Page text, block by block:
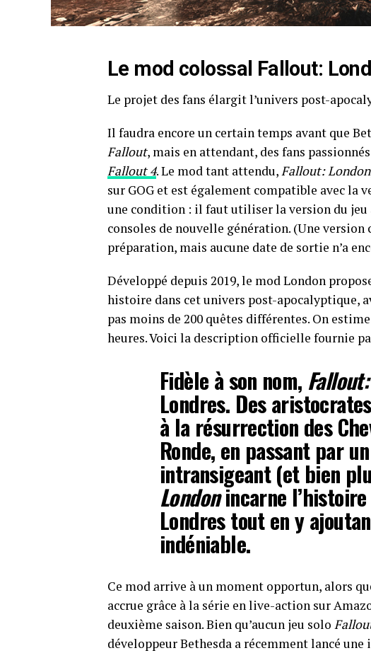
Le mod colossal Fallout:
Le projet des fans élargit l’univers post-
Il faudra encore un certain temps avant que
Fallout, mais en attendant, des fans
Fallout 4. Le mod tant attendu,Fallout: London
sur GOG et est également compatible avec la
une condition : il faut utiliser la version du jeu
consoles de nouvelle génération. (Une
préparation, mais aucune date de sortie n’a
Développé depuis 2019, le mod London
histoire dans cet univers post-apocalyptique,
pas moins de 200 quêtes différentes. On
heures. Voici la description officielle fournie
Fidèle à son nom,
Londres. Des
à la résurrection des
Ronde, en passant par
intransigeant (et bien
Londonincarne
Londres tout en y
indéniable.
Ce mod arrive à un moment opportun, alors
accrue grâce à la série en live-action sur
deuxième saison. Bien qu’aucun jeu solo
développeur Bethesda a récemment lancé